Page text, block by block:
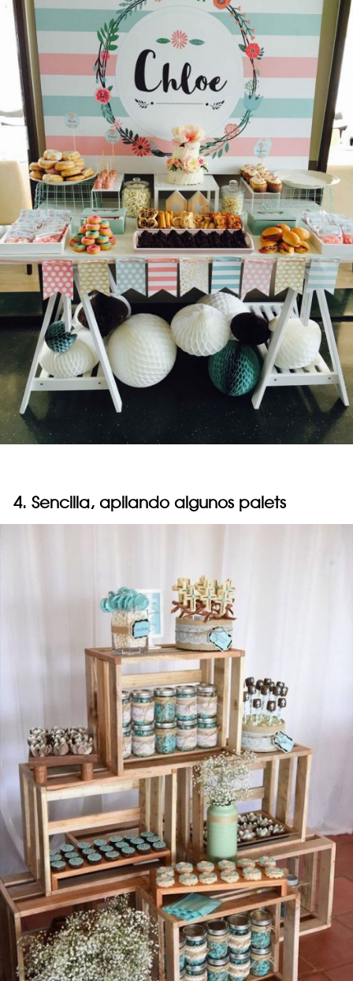
4. Sencilla, apilando algunos palets